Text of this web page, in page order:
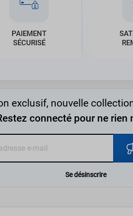
PAIEMENT
SÉCURISÉ
exclusif, nouvelle
connecté pour ne rien
Se désinscrire